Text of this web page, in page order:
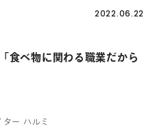
2022.06.22
食べ物に関わる職業だから
ー ハルミ